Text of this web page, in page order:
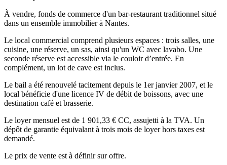
À vendre, fonds de commerce d'un bar-restaurant traditionnel situé
dans un ensemble immobilier à Nantes.
Le local commercial comprend plusieurs espaces : trois salles, une
cuisine, une réserve, un sas, ainsi qu'un WC avec lavabo. Une
seconde réserve est accessible via le couloir d’entrée. En
complément, un lot de cave est inclus.
Le bail a été renouvelé tacitement depuis le 1er janvier 2007, et le
local bénéficie d'une licence IV de débit de boissons, avec une
destination café et brasserie.
Le loyer mensuel est de 1 901,33 € CC, assujetti à la TVA. Un
dépôt de garantie équivalant à trois mois de loyer hors taxes est
demandé.
Le prix de vente est à définir sur offre.